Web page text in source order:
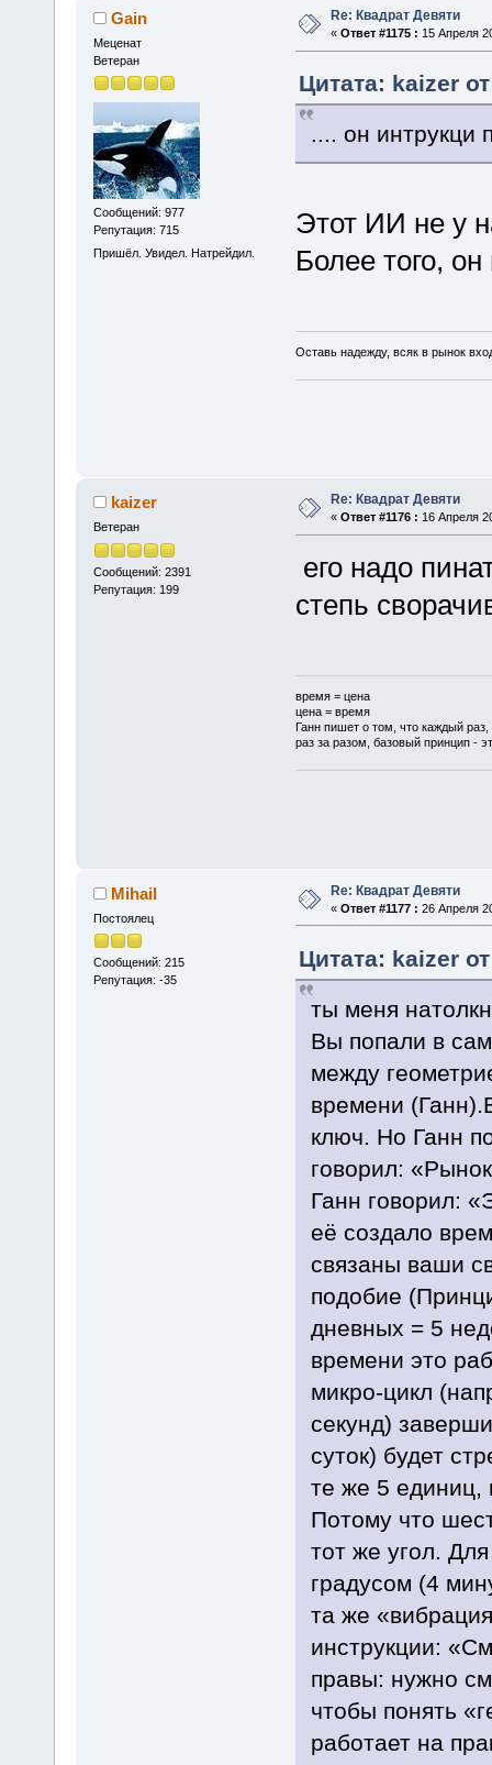
Gain
Меценат
Ветеран
Сообщений: 977
Репутация: 715
Пришёл. Увидел. Натрейдил.
Re: Квадрат Девяти
« Ответ #1175 : 15 Апреля
Цитата: kaizer
.... он интрукци
Этот ИИ не у
Более того,
Оставь надежду, всяк в рынок
kaizer
Ветеран
Сообщений: 2391
Репутация: 199
Re: Квадрат Девяти
« Ответ #1176 : 16 Апреля
его надо
степь
время = цена
цена = время
Ганн пишет о том, что каждый
раз за разом, базовый принцип -
Mihail
Постоялец
Сообщений: 215
Репутация: -35
Re: Квадрат Девяти
« Ответ #1177 : 26 Апреля
Цитата: kaizer
ты меня
Вы попали в
между
времени
ключ. Но Ганн
говорил:
Ганн говорил:
её создало
связаны ваши
подобие
дневных = 5
времени это
микро-цикл
секунд)
суток) будет
те же 5 единиц,
Потому что
тот же угол.
градусом (4
та же
инструкции:
правы: нужно
чтобы понять
работает на